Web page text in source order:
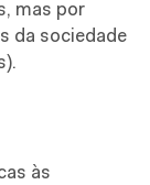
mas por
da sociedade
às